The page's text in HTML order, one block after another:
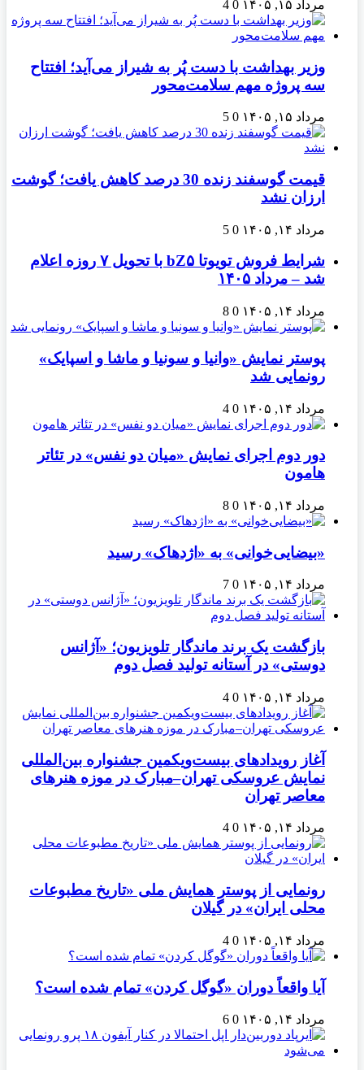
مرداد ۱۵, ۱۴۰۵ 0
4
وزیر بهداشت با دست پُر به شیراز می‌آید؛ افتتاح
سه پروژه مهم سلامت‌محور
مرداد ۱۵, ۱۴۰۵ 0
5
قیمت گوسفند زنده 30 درصد کاهش یافت؛ گوشت
ارزان نشد
مرداد ۱۴, ۱۴۰۵ 0
5
شرایط فروش تویوتا bZ۵ با تحویل ۷ روزه اعلام
شد – مرداد ۱۴۰۵
مرداد ۱۴, ۱۴۰۵ 0
8
پوستر نمایش «وانیا و سونیا و ماشا و اسپایک»
رونمایی شد
مرداد ۱۴, ۱۴۰۵ 0
4
دور دوم اجرای نمایش «میان دو نفس» در تئاتر
هامون
مرداد ۱۴, ۱۴۰۵ 0
8
«بیضایی‌خوانی» به «اژدهاک» رسید
مرداد ۱۴, ۱۴۰۵ 0
7
بازگشت یک برند ماندگار تلویزیون؛ «آژانس
دوستی» در آستانه تولید فصل دوم
مرداد ۱۴, ۱۴۰۵ 0
4
آغاز رویدادهای بیست‌ویکمین جشنواره بین‌المللی
نمایش عروسکی تهران–مبارک در موزه هنرهای
معاصر تهران
مرداد ۱۴, ۱۴۰۵ 0
4
رونمایی از پوستر همایش ملی «تاریخ مطبوعات
محلی ایران» در گیلان
مرداد ۱۴, ۱۴۰۵ 0
4
آیا واقعاً دوران «گوگل کردن» تمام شده است؟
مرداد ۱۴, ۱۴۰۵ 0
6